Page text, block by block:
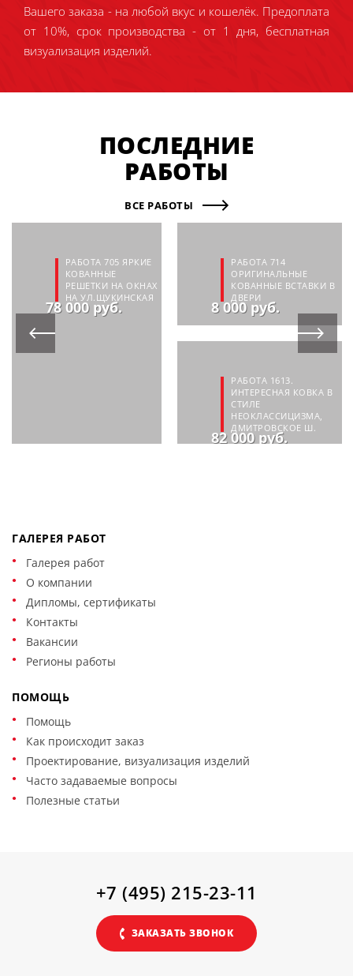
Вашего заказа - на любой вкус и кошелёк. Предоплата
от 10%, срок производства - от 1 дня, бесплатная
визуализация изделий.
ПОСЛЕДНИЕ
РАБОТЫ
ВСЕ РАБОТЫ
РАБОТА 705 ЯРКИЕ
КОВАННЫЕ
РЕШЕТКИ НА ОКНАХ
НА УЛ.ЩУКИНСКАЯ
78 000 руб.
РАБОТА 714
ОРИГИНАЛЬНЫЕ
КОВАННЫЕ ВСТАВКИ В
ДВЕРИ
8 000 руб.
РАБОТА 1613.
ИНТЕРЕСНАЯ КОВКА В
СТИЛЕ
НЕОКЛАССИЦИЗМА,
ДМИТРОВСКОЕ Ш.
82 000 руб.
ГАЛЕРЕЯ РАБОТ
Галерея работ
О компании
Дипломы, сертификаты
Контакты
Вакансии
Регионы работы
ПОМОЩЬ
Помощь
Как происходит заказ
Проектирование, визуализация изделий
Часто задаваемые вопросы
Полезные статьи
+7 (495) 215-23-11
ЗАКАЗАТЬ ЗВОНОК